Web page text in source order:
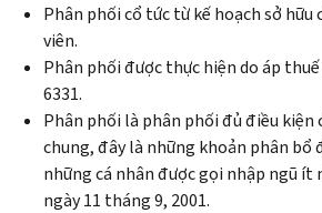
Phân phối cổ tức từ kế hoạch sở hữu
viên.
Phân phối được thực hiện do áp
6331.
Phân phối là phân phối đủ điều kiện
chung, đây là những khoản phân bổ
những cá nhân được gọi nhập ngũ ít
ngày 11 tháng 9, 2001.